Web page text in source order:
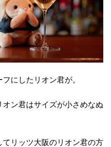
にしたリオン君が。
ン君はサイズが小さめなぬ
リッツ大阪のリオン君の方